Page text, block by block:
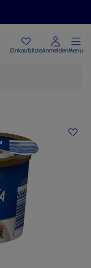
EinkaufslisteAnmeldenMenu